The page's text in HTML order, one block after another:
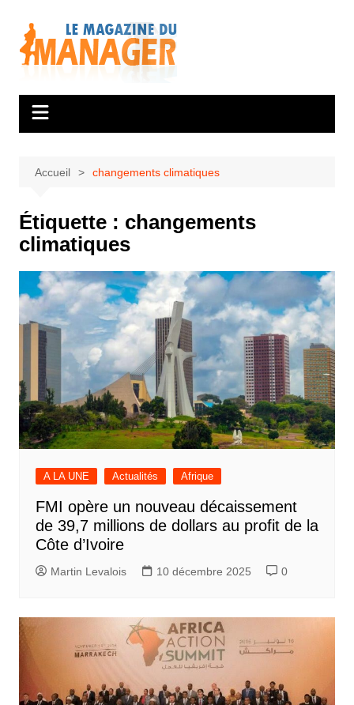
contenu
Accueil changements climatiques
Étiquette : changements
climatiques
A LA UNE Actualités Afrique
FMI opère un nouveau décaissement
de 39,7 millions de dollars au profit de la
Côte d’Ivoire
Martin Levalois 10 décembre 2025 0